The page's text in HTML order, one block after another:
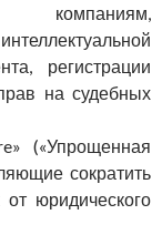
компаниям,
регистрации
на судебных
(«Упрощенная
сократить
от юридического